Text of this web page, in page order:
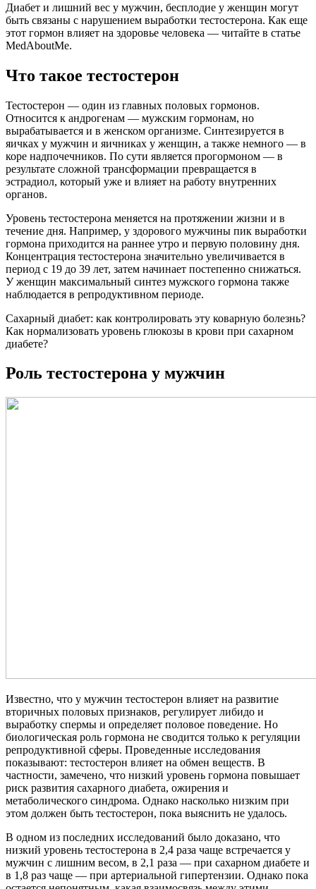
Диабет и лишний вес у мужчин, бесплодие у женщин могут
быть связаны с нарушением выработки тестостерона. Как еще
этот гормон влияет на здоровье человека — читайте в статье
MedAboutMe.
Что такое тестостерон
Тестостерон — один из главных половых гормонов.
Относится к андрогенам — мужским гормонам, но
вырабатывается и в женском организме. Синтезируется в
яичках у мужчин и яичниках у женщин, а также немного — в
коре надпочечников. По сути является прогормоном — в
результате сложной трансформации превращается в
эстрадиол, который уже и влияет на работу внутренних
органов.
Уровень тестостерона меняется на протяжении жизни и в
течение дня. Например, у здорового мужчины пик выработки
гормона приходится на раннее утро и первую половину дня.
Концентрация тестостерона значительно увеличивается в
период с 19 до 39 лет, затем начинает постепенно снижаться.
У женщин максимальный синтез мужского гормона также
наблюдается в репродуктивном периоде.
Сахарный диабет: как контролировать эту коварную болезнь?
Как нормализовать уровень глюкозы в крови при сахарном
диабете?
Роль тестостерона у мужчин
Известно, что у мужчин тестостерон влияет на развитие
вторичных половых признаков, регулирует либидо и
выработку спермы и определяет половое поведение. Но
биологическая роль гормона не сводится только к регуляции
репродуктивной сферы. Проведенные исследования
показывают: тестостерон влияет на обмен веществ. В
частности, замечено, что низкий уровень гормона повышает
риск развития сахарного диабета, ожирения и
метаболического синдрома. Однако насколько низким при
этом должен быть тестостерон, пока выяснить не удалось.
В одном из последних исследований было доказано, что
низкий уровень тестостерона в 2,4 раза чаще встречается у
мужчин с лишним весом, в 2,1 раза — при сахарном диабете и
в 1,8 раз чаще — при артериальной гипертензии. Однако пока